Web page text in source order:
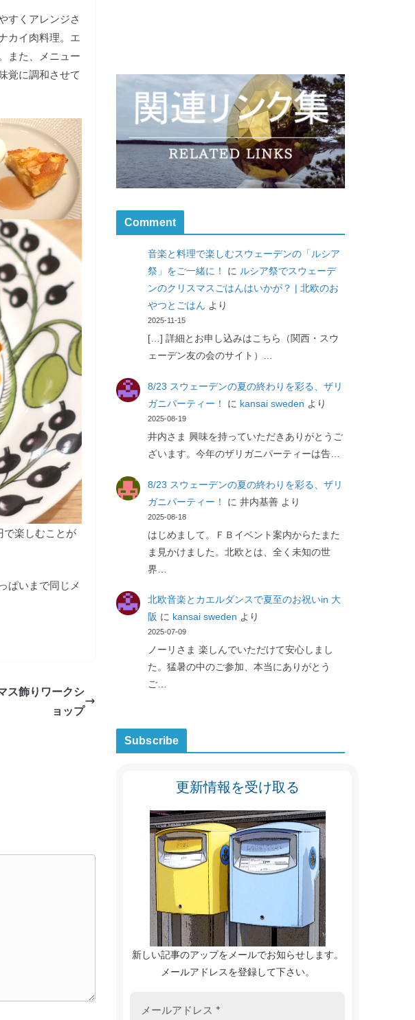
すくアレンジさ
カイ肉料理。エ
また、メニュー
覚に調和させて
で楽しむことが
ぱいまで同じメ
ス飾りワークシ
ョップ
Comment
音楽と料理で楽しむスウェーデンの「ルシア
祭」をご一緒に！
に ルシア祭でスウェーデ
ンのクリスマスごはんはいかが？ | 北欧のお
やつとごはん より
2025-11-15
[…] 詳細とお申し込みはこちら（関西・スウ
ェーデン友の会のサイト）…
8/23 スウェーデンの夏の終わりを彩る、ザリ
ガニパーティー！
に kansai sweden より
2025-08-19
井内さま 興味を持っていただきありがとうご
ざいます。今年のザリガニパーティーは告…
8/23 スウェーデンの夏の終わりを彩る、ザリ
ガニパーティー！
に 井内基善より
2025-08-18
はじめまして。ＦＢイベント案内からたまた
ま見かけました。北欧とは、全く未知の世
界…
北欧音楽とカエルダンスで夏至のお祝いin 大
阪 に kansai sweden より
2025-07-09
ノーリさま 楽しんでいただけて安心しまし
た。猛暑の中のご参加、本当にありがとう
ご…
Subscribe
更新情報を受け取る
新しい記事のアップをメールでお知らせします。
メールアドレスを登録して下さい。